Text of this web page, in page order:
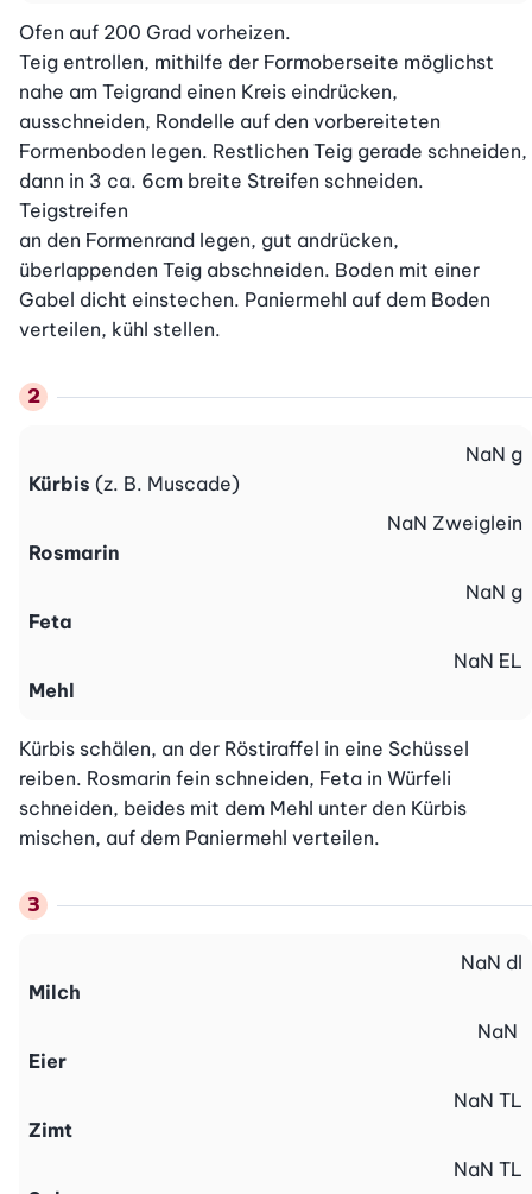
Ofen auf 200 Grad vorheizen.
Teig entrollen, mithilfe der Formoberseite möglichst
nahe am Teigrand einen Kreis eindrücken,
ausschneiden, Rondelle auf den vorbereiteten
Formenboden legen. Restlichen Teig gerade schneiden,
dann in 3 ca. 6cm breite Streifen schneiden.
Teigstreifen
an den Formenrand legen, gut andrücken,
überlappenden Teig abschneiden. Boden mit einer
Gabel dicht einstechen. Paniermehl auf dem Boden
verteilen, kühl stellen.
Kürbis (z. B. Muscade)
NaN g
Rosmarin
NaN Zweiglein
Feta
NaN g
Mehl
NaN EL
Kürbis schälen, an der Röstiraffel in eine Schüssel
reiben. Rosmarin fein schneiden, Feta in Würfeli
schneiden, beides mit dem Mehl unter den Kürbis
mischen, auf dem Paniermehl verteilen.
Milch
NaN dl
Eier
NaN
Zimt
NaN TL
NaN TL